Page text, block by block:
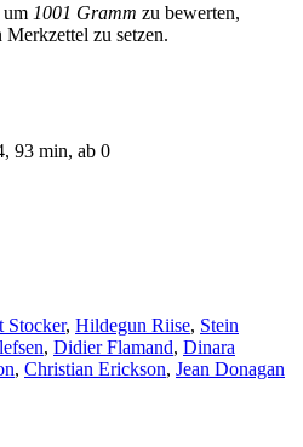
1001 Gramm zu bewerten,
zu setzen.
93 min, ab 0
Stocker, Hildegun Riise, Stein
, Didier Flamand, Dinara
, Christian Erickson, Jean Donagan